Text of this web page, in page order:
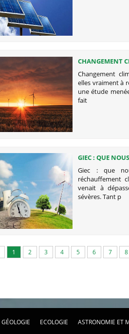
CHANGEMENT
CONTRIBUENT-
PLANÈTE ?
Changement
elles vraiment à
une étude
fait
GIEC : QUE
Giec : que
réchauffement
venait à
sévères. Tant p
1 2 3 4 5 6 7 8
GÉOLOGIE ECOLOGIE ASTRONOMIE ET